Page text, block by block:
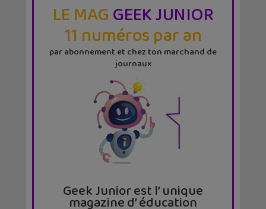
LE MAGGEEK JUNIOR
11 numéros par an
par abonnement et chez ton marchand de
journaux
Geek Junior est l’ unique
magazine d’ éducation